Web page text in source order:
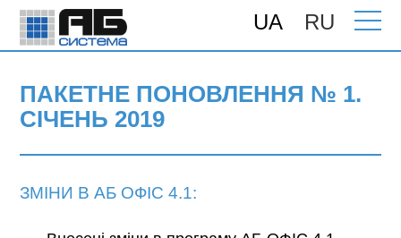
UA RU
Головна>Підтримка>Поновлення>
ПАКЕТНЕ ПОНОВЛЕННЯ № 1.
СІЧЕНЬ 2019
ЗМІНИ В АБ ОФІС 4.1: